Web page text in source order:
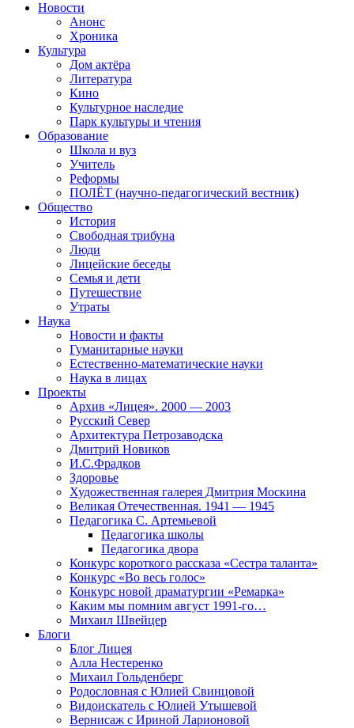
Новости
Анонс
Хроника
Культура
Дом актёра
Литература
Кино
Культурное наследие
Парк культуры и чтения
Образование
Школа и вуз
Учитель
Реформы
ПОЛЁТ (научно-педагогический вестник)
Общество
История
Свободная трибуна
Люди
Лицейские беседы
Семья и дети
Путешествие
Утраты
Наука
Новости и факты
Гуманитарные науки
Естественно-математические науки
Наука в лицах
Проекты
Архив «Лицея». 2000 — 2003
Русский Север
Архитектура Петрозаводска
Дмитрий Новиков
И.С.Фрадков
Здоровье
Художественная галерея Дмитрия Москина
Великая Отечественная. 1941 — 1945
Педагогика С. Артемьевой
Педагогика школы
Педагогика двора
Конкурс короткого рассказа «Сестра таланта»
Конкурс «Во весь голос»
Конкурс новой драматургии «Ремарка»
Каким мы помним август 1991-го…
Михаил Швейцер
Блоги
Блог Лицея
Алла Нестеренко
Михаил Гольденберг
Родословная с Юлией Свинцовой
Видоискатель с Юлией Утышевой
Вернисаж с Ириной Ларионовой